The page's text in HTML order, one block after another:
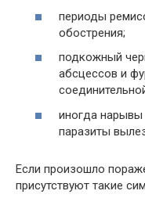
периоды
обострения;
подкожный
абсцессов и
иногда
паразиты
Если произошло
присутствуют такие